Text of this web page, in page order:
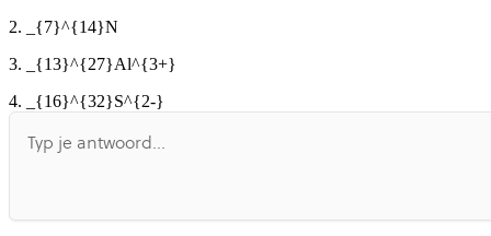
2.
_{7}^{14}N
3.
_{13}^{27}Al^{3+}
4.
_{16}^{32}S^{2-}